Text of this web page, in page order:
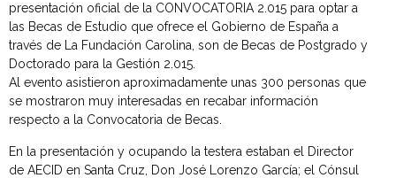
presentación oficial de la CONVOCATORIA 2.015 para optar a
las Becas de Estudio que ofrece el Gobierno de España a
través de La Fundación Carolina, son de Becas de Postgrado y
Doctorado para la Gestión 2.015.
Al evento asistieron aproximadamente unas 300 personas que
se mostraron muy interesadas en recabar información
respecto a la Convocatoria de Becas.
En la presentación y ocupando la testera estaban el Director
de AECID en Santa Cruz, Don José Lorenzo García; el Cónsul